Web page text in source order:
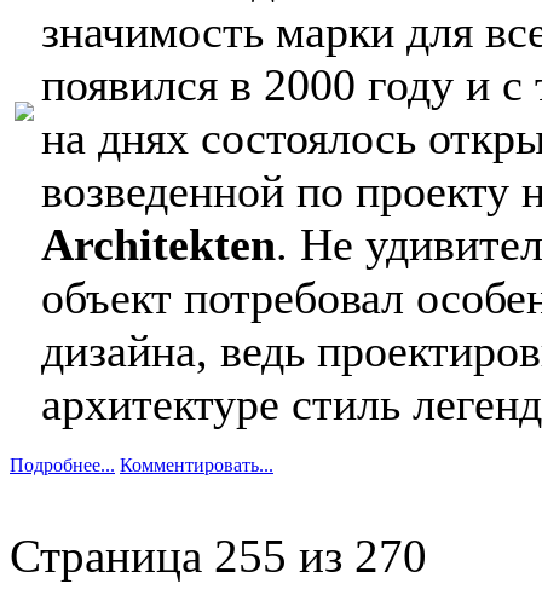
значимость марки для
появился в 2000 году и
на днях состоялось
возведенной по
Architekten. Не
объект потребовал
дизайна, ведь
архитектуре стиль
Подробнее... Комментировать...
Страница 255 из 270